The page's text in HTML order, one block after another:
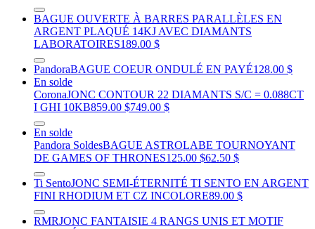
BAGUE OUVERTE À BARRES PARALLÈLES EN
ARGENT PLAQUÉ 14KJ AVEC DIAMANTS
LABORATOIRES189.00 $
PandoraBAGUE COEUR ONDULÉ EN PAYÉ128.00 $
En solde
CoronaJONC CONTOUR 22 DIAMANTS S/C = 0.088CT
I GHI 10KB859.00 $749.00 $
En solde
Pandora SoldesBAGUE ASTROLABE TOURNOYANT
DE GAMES OF THRONES125.00 $62.50 $
Ti SentoJONC SEMI-ÉTERNITÉ TI SENTO EN ARGENT
FINI RHODIUM ET CZ INCOLORE89.00 $
RMRJONC FANTAISIE 4 RANGS UNIS ET MOTIF